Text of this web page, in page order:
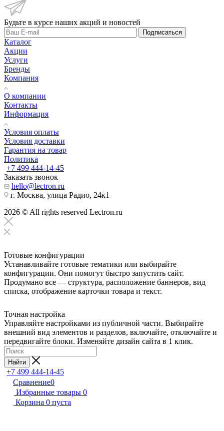
Будьте в курсе наших акций и новостей
Подписаться
Каталог
Акции
Услуги
Бренды
Компания
О компании
Контакты
Информация
Условия оплаты
Условия доставки
Гарантия на товар
Политика
+7 499 444-14-45
Заказать звонок
hello@lectron.ru
г. Москва, улица Радио, 24к1
2026 © All rights reserved Lectron.ru
Готовые конфигурации
Устанавливайте готовые тематики или выбирайте
конфигурации. Они помогут быстро запустить сайт.
Продумано все — структура, расположение баннеров, вид
списка, отображение карточки товара и текст.
Точная настройка
Управляйте настройками из публичной части. Выбирайте
внешний вид элементов и разделов, включайте, отключайте и
передвигайте блоки. Изменяйте дизайн сайта в 1 клик.
Найти
+7 499 444-14-45
Сравнение0
Избранные товары 0
Корзина 0 пуста